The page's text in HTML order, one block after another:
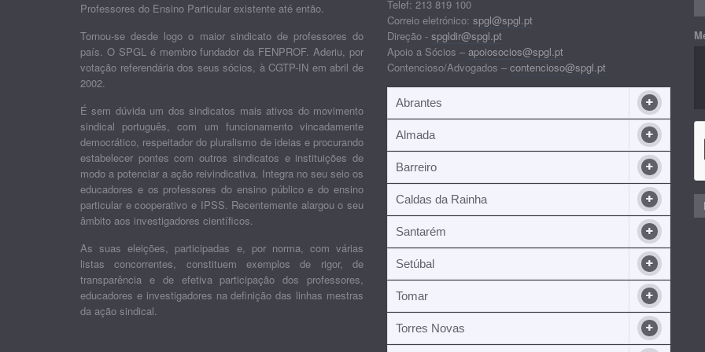
Professores do Ensino Particular existente até então.
Tornou-se desde logo o maior sindicato de professores do
país. O SPGL é membro fundador da FENPROF. Aderiu, por
votação referendária dos seus sócios, à CGTP-IN em abril de
2002.
É sem dúvida um dos sindicatos mais ativos do movimento
sindical português, com um funcionamento vincadamente
democrático, respeitador do pluralismo de ideias e procurando
estabelecer pontes com outros sindicatos e instituições de
modo a potenciar a ação reivindicativa. Integra no seu seio os
educadores e os professores do ensino público e do ensino
particular e cooperativo e IPSS. Recentemente alargou o seu
âmbito aos investigadores científicos.
As suas eleições, participadas e, por norma, com várias
listas concorrentes, constituem exemplos de rigor, de
transparência e de efetiva participação dos professores,
educadores e investigadores na definição das linhas mestras
da ação sindical.
Telef: 213 819 100
Correio eletrónico: spgl@spgl.pt
Direção - spgldir@spgl.pt
Apoio a Sócios – apoiosocios@spgl.pt
Contencioso/Advogados – contencioso@spgl.pt
Abrantes
Almada
Barreiro
Caldas da Rainha
Santarém
Setúbal
Tomar
Torres Novas